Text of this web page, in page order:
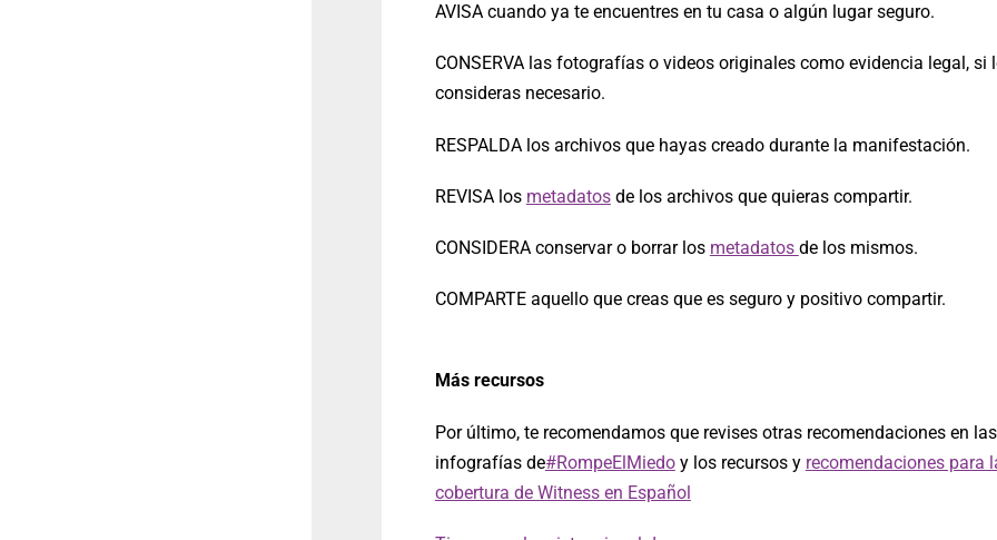
AVISA cuando ya te encuentres en tu casa o algún lugar seguro.
CONSERVA las fotografías o videos originales como evidencia legal, si
consideras necesario.
RESPALDA los archivos que hayas creado durante la manifestación.
REVISA los metadatosde los archivos que quieras compartir.
CONSIDERA conservar o borrar los metadatos de los mismos.
COMPARTE aquello que creas que es seguro y positivo compartir.
Más recursos
Por último, te recomendamos que revises otras recomendaciones en las
infografías de#RompeElMiedoy los recursos y recomendaciones para
cobertura de Witness en Español